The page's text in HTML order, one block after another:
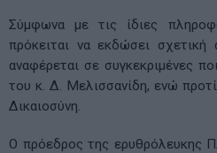
Σύμφωνα με τις ίδιες
πρόκειται να εκδώσει
αναφέρεται σε συγκεκριμένες
του κ. Δ. Μελισσανίδη, ενώ
Δικαιοσύνη.
Ο πρόεδρος της ερυθρόλευκης